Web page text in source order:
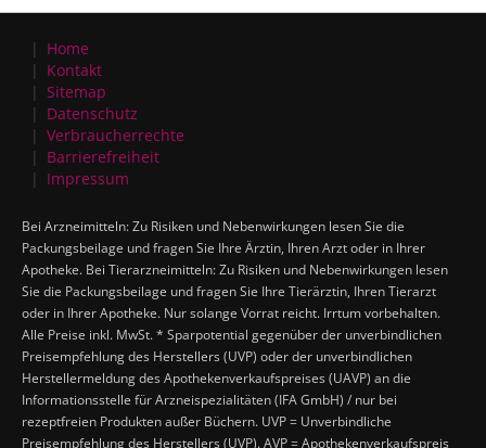
Home
Kontakt
Sitemap
Datenschutz
Verbraucherrechte
Barrierefreiheit
Impressum
Bei Arzneimitteln: Zu Risiken und Nebenwirkungen lesen Sie die
Packungsbeilage und fragen Sie Ihre Ärztin, Ihren Arzt oder in Ihrer
Apotheke. Bei Tierarzneimitteln: Zu Risiken und Nebenwirkungen lesen
Sie die Packungsbeilage und fragen Sie Ihre Tierärztin, Ihren Tierarzt
oder in Ihrer Apotheke. Nur solange Vorrat reicht. Irrtum vorbehalten.
Alle Preise inkl. MwSt. * Sparpotential gegenüber der unverbindlichen
Preisempfehlung des Herstellers (UVP) oder der unverbindlichen
Herstellermeldung des Apothekenverkaufspreises (UAVP) an die
Informationsstelle für Arzneispezialitäten (IFA GmbH) / nur bei
rezeptfreien Produkten außer Büchern. UVP = Unverbindliche
Preisempfehlung des Herstellers (UVP). AVP = Apothekenverkaufspreis